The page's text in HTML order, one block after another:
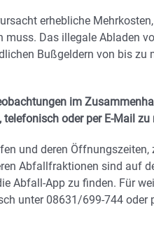
erhebliche
Das illegale Abladen
Bußgeldern von bis zu
im
oder per E-Mail zu
und deren Öffnungszeiten,
Abfallfraktionen sind auf
Abfall-App zu finden. Für
unter 08631/699-744 oder